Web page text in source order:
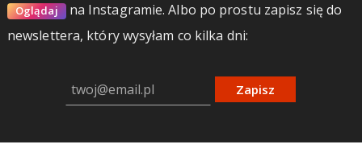
Oglądaj na Instagramie.Albo po prostu zapisz się do
newslettera, który wysyłam co kilka dni:
Zapisz